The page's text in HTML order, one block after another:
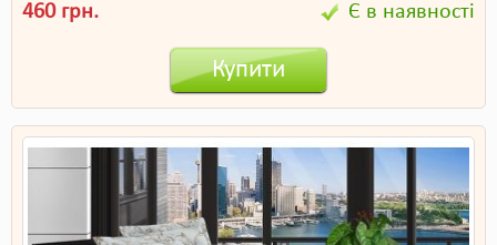
460 грн. Є в наявності
Купити